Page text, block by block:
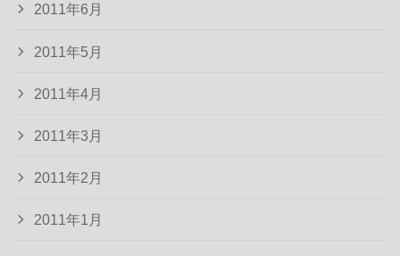
2011年6月
2011年5月
2011年4月
2011年3月
2011年2月
2011年1月